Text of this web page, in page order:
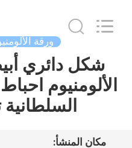
منزل،
بيت
Protection
Technology
ورقة
شكل دائري
مكان المنشأ: